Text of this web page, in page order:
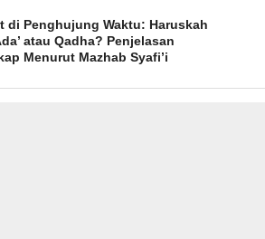
di Penghujung Waktu: Haruskah
atau Qadha? Penjelasan
Menurut Mazhab Syafi’i